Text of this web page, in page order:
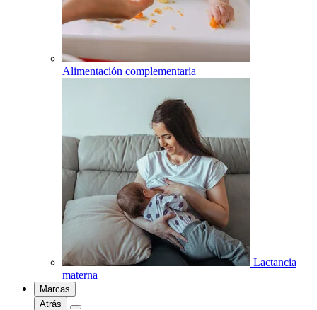
Alimentación complementaria
Lactancia
materna
Marcas
Atrás